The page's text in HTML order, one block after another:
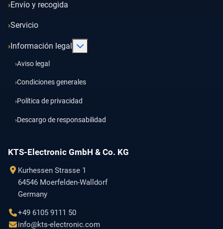
Envío y recogida
Servicio
Información legal
Aviso legal
Condiciones generales
Política de privacidad
Descargo de responsabilidad
KTS-Electronic GmbH & Co. KG
Kurhessen Strasse 1
64546 Moerfelden-Walldorf
Germany
+49 6105 9111 50
info@kts-electronic.com